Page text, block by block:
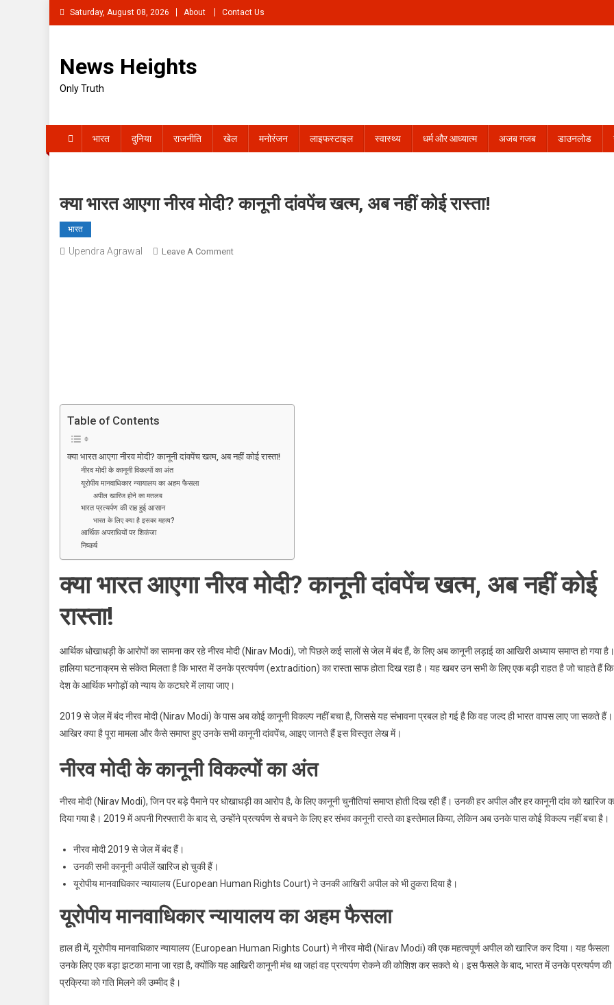
Skip
to
Saturday, August 08, 2026 About Contact Us
News Heights
Only Truth
भारत दुनिया राजनीति खेल मनोरंजन लाइफस्टाइल स्वास्थ्य धर्म और आध्यात्म अजब गजब डाउनलोड
क्या भारत आएगा नीरव मोदी? कानूनी दांवपेंच खत्म, अब नहीं कोई रास्ता!
भारत
Upendra Agrawal Leave A CommentOn
Table of Contents
क्या भारत आएगा नीरव मोदी? कानूनी दांवपेंच खत्म, अब नहीं कोई रास्ता!
नीरव मोदी के कानूनी विकल्पों का अंत
यूरोपीय मानवाधिकार न्यायालय का अहम फैसला
अपील खारिज होने का मतलब
भारत प्रत्यर्पण की राह हुई आसान
भारत के लिए क्या है इसका महत्व?
आर्थिक अपराधियों पर शिकंजा
निष्कर्ष
क्या भारत आएगा नीरव मोदी? कानूनी दांवपेंच खत्म, अब नहीं कोई
रास्ता!
आर्थिक धोखाधड़ी के आरोपों का सामना कर रहे नीरव मोदी (Nirav Modi), जो पिछले कई सालों से जेल में बंद हैं, के लिए अब कानूनी लड़ाई का आखिरी अध्याय समाप्त हो गया है।
हालिया घटनाक्रम से संकेत मिलता है कि भारत में उनके प्रत्यर्पण (extradition) का रास्ता साफ होता दिख रहा है। यह खबर उन सभी के लिए एक बड़ी राहत है जो चाहते हैं कि
देश के आर्थिक भगोड़ों को न्याय के कटघरे में लाया जाए।
2019 से जेल में बंद नीरव मोदी (Nirav Modi) के पास अब कोई कानूनी विकल्प नहीं बचा है, जिससे यह संभावना प्रबल हो गई है कि वह जल्द ही भारत वापस लाए जा सकते हैं।
आखिर क्या है पूरा मामला और कैसे समाप्त हुए उनके सभी कानूनी दांवपेंच, आइए जानते हैं इस विस्तृत लेख में।
नीरव मोदी के कानूनी विकल्पों का अंत
नीरव मोदी (Nirav Modi), जिन पर बड़े पैमाने पर धोखाधड़ी का आरोप है, के लिए कानूनी चुनौतियां समाप्त होती दिख रही हैं। उनकी हर अपील और हर कानूनी दांव को खारिज
दिया गया है। 2019 में अपनी गिरफ्तारी के बाद से, उन्होंने प्रत्यर्पण से बचने के लिए हर संभव कानूनी रास्ते का इस्तेमाल किया, लेकिन अब उनके पास कोई विकल्प नहीं बचा है।
नीरव मोदी 2019 से जेल में बंद हैं।
उनकी सभी कानूनी अपीलें खारिज हो चुकी हैं।
यूरोपीय मानवाधिकार न्यायालय (European Human Rights Court) ने उनकी आखिरी अपील को भी ठुकरा दिया है।
यूरोपीय मानवाधिकार न्यायालय का अहम फैसला
हाल ही में, यूरोपीय मानवाधिकार न्यायालय (European Human Rights Court) ने नीरव मोदी (Nirav Modi) की एक महत्वपूर्ण अपील को खारिज कर दिया। यह फैसला
उनके लिए एक बड़ा झटका माना जा रहा है, क्योंकि यह आखिरी कानूनी मंच था जहां वह प्रत्यर्पण रोकने की कोशिश कर सकते थे। इस फैसले के बाद, भारत में उनके प्रत्यर्पण की
प्रक्रिया को गति मिलने की उम्मीद है।